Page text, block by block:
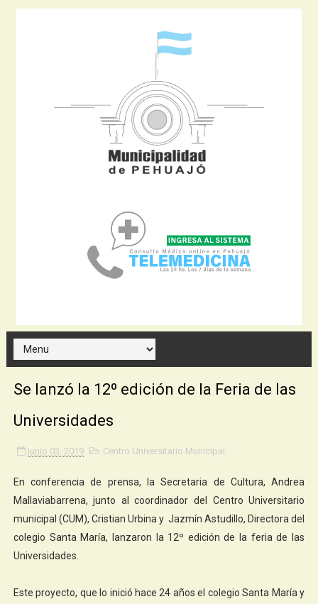
Se lanzó la 12º edición de la Feria de las
Universidades
junio 03, 2019 Centro Universitario Municipal
En conferencia de prensa, la Secretaria de Cultura, Andrea
Mallaviabarrena, junto al coordinador del Centro Universitario
municipal (CUM), Cristian Urbina y Jazmín Astudillo, Directora del
colegio Santa María, lanzaron la 12º edición de la feria de las
Universidades.
Este proyecto, que lo inició hace 24 años el colegio Santa María y